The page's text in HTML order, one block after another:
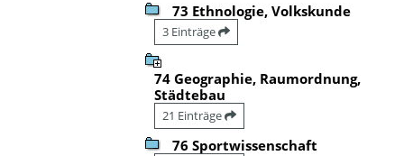
73 Ethnologie, Volkskunde
3 Einträge
74 Geographie, Raumordnung,
Städtebau
21 Einträge
76 Sportwissenschaft